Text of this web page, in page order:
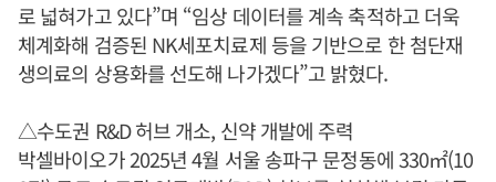
로 넓혀가고 있다”며 “임상 데이터를 계속 축적하고 더욱
체계화해 검증된 NK세포치료제 등을 기반으로 한 첨단재
생의료의 상용화를 선도해 나가겠다”고 밝혔다.
△수도권 R&D 허브 개소, 신약 개발에 주력
박셀바이오가 2025년 4월 서울 송파구 문정동에 330㎡(10